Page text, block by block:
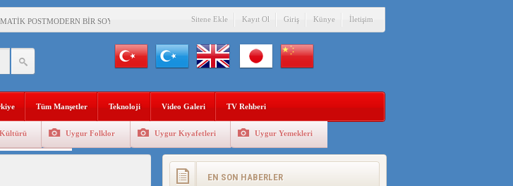
POSTMODERN BİR SOYKIRIMDIR!
POSTMODRN BİR SOYKIRIMDIR!
BİZİM KIRMIZI ÇİZGİMİZDİR!”
TÜRKİSTAN
BAŞKANI’NA TEPKİLER SÜRÜYOR
Sitene Ekle Kayıt Ol Giriş Künye İletişim
Tüm Manşetler Teknoloji Video Galeri TV Rehberi
Uygur Folklor Uygur Kıyafetleri Uygur Yemekleri
EN SON HABERLER